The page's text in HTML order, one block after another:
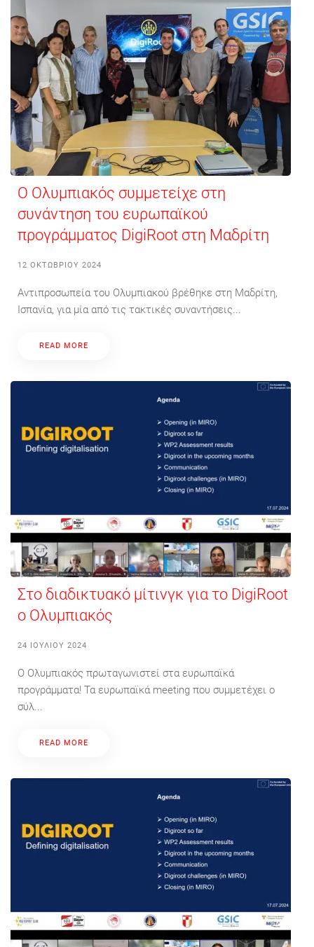
Ο Ολυμπιακός συμμετείχε στη
συνάντηση του ευρωπαϊκού
προγράμματος DigiRoot στη Μαδρίτη
12 ΟΚΤΩΒΡΊΟΥ 2024
Αντιπροσωπεία του Ολυμπιακού βρέθηκε στη Μαδρίτη,
Ισπανία, για μία από τις τακτικές συναντήσεις...
READ MORE
Στο διαδικτυακό μίτινγκ για το DigiRoot
ο Ολυμπιακός
24 ΙΟΥΛΊΟΥ 2024
Ο Ολυμπιακός πρωταγωνιστεί στα ευρωπαϊκά
προγράμματα! Τα ευρωπαϊκά meeting που συμμετέχει ο
σύλ...
READ MORE